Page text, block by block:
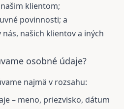
klientom;
povinnosti; a
našich klientov a iných
osobné údaje?
najmä v rozsahu:
– meno, priezvisko, dátum